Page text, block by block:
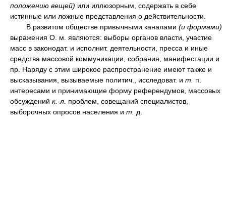
положению вещей) или иллюзорным, содержать в себе
истинные или ложные представления о действительности.
В развитом обществе привычными каналами (и формами)
выражения О. м. являются: выборы органов власти, участие
масс в законодат. и исполнит. деятельности, пресса и иные
средства массовой коммуникации, собрания, манифестации и
пр. Наряду с этим широкое распространение имеют также и
высказывания, вызываемые политич., исследоват. и т.
п.
интересами и принимающие форму референдумов, массовых
обсуждений к.-л. проблем, совещаний специалистов,
выборочных опросов населения и т. д.